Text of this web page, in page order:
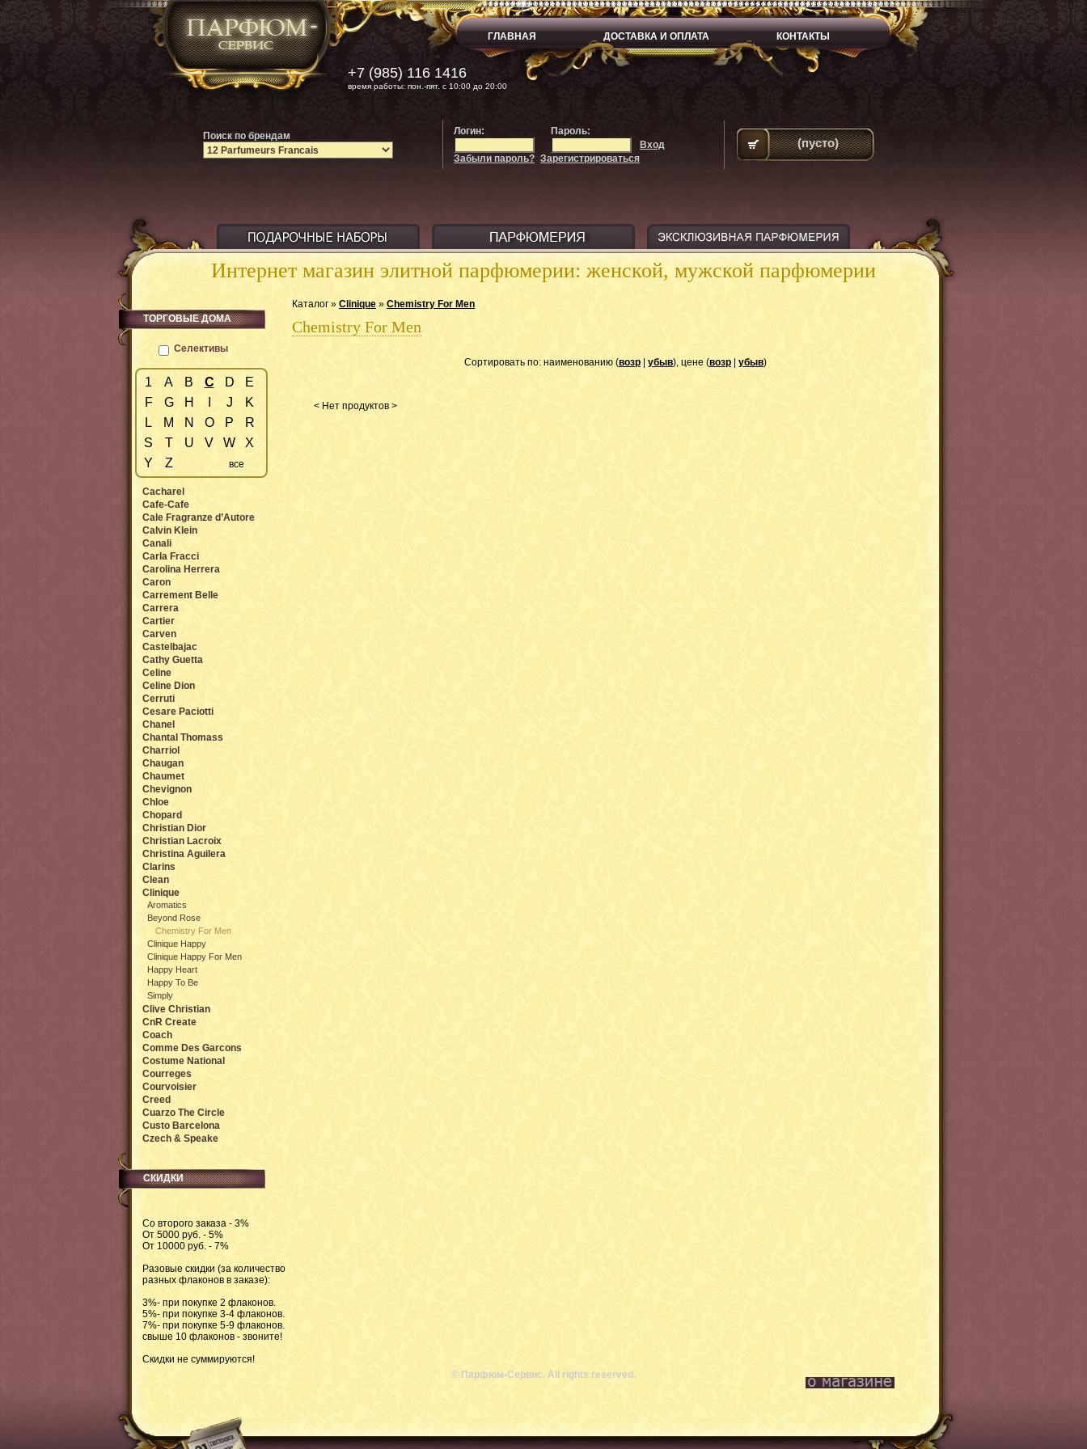
Интернет магазин элитной парфюмерии: женской, мужской парфюмерии
Каталог » Clinique » Chemistry For Men
Chemistry For Men
Сортировать по: наименованию (возр убыв), цене (возр убыв)
< Нет продуктов >
ТОРГОВЫЕ ДОМА
Селективы
1 A B C D
E
F
G H J
K
L
M N O P
R
S
T U V W
X
Y
Z все
Cacharel
Cafe-Cafe
Cale Fragranze d’Autore
Calvin Klein
Canali
Carla Fracci
Carolina Herrera
Caron
Carrement Belle
Carrera
Cartier
Carven
Castelbajac
Cathy Guetta
Celine
Celine Dion
Cerruti
Cesare Paciotti
Chanel
Chantal Thomass
Charriol
Chaugan
Chaumet
Chevignon
Chloe
Chopard
Christian Dior
Christian Lacroix
Christina Aguilera
Clarins
Clean
Clinique
Aromatics
Beyond Rose
Chemistry For Men
Clinique Happy
Clinique Happy For Men
Happy Heart
Happy To Be
Simply
Clive Christian
CnR Create
Coach
Comme Des Garcons
Costume National
Courreges
Courvoisier
Creed
Cuarzo The Circle
Custo Barcelona
Czech & Speake
СКИДКИ
Со второго заказа - 3%
От 5000 руб. - 5%
От 10000 руб. - 7%
Разовые скидки (за количество
разных флаконов в заказе):
3%- при покупке 2 флаконов.
5%- при покупке 3-4 флаконов.
7%- при покупке 5-9 флаконов.
свыше 10 флаконов - звоните!
Скидки не суммируются!
© Парфюм-Сервис. All rights reserved.
ГЛАВНАЯ ДОСТАВКА И ОПЛАТА КОНТАКТЫ
+7 (985) 116 1416
время работы: пон.-пят. с 10:00 до 20:00
Поиск по брендам Логин:
Пароль:
Вход
Забыли пароль? Зарегистрироваться
(пусто)